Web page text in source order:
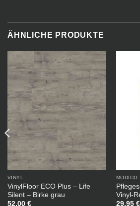
ÄHNLICHE PRODUKTE
VINYL
VinylFloor ECO Plus – Life
Silent – Birke grau
52,00 €
MODICO
Vinyl-
29,95 €